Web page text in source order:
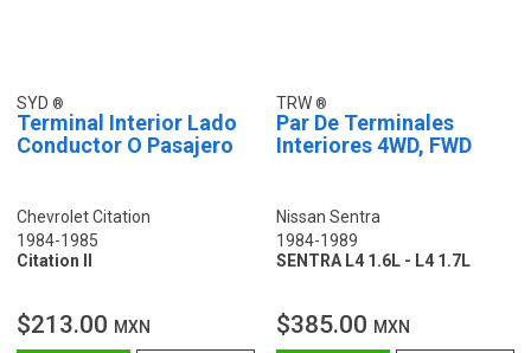
SYD
Terminal Interior Lado
Conductor O Pasajero
Chevrolet Citation
1984-1985
Citation II
$213.00 MXN
TRW
Par De Terminales
Interiores 4WD, FWD
Nissan Sentra
1984-1989
SENTRA L4 1.6L - L4 1.7L
$385.00 MXN